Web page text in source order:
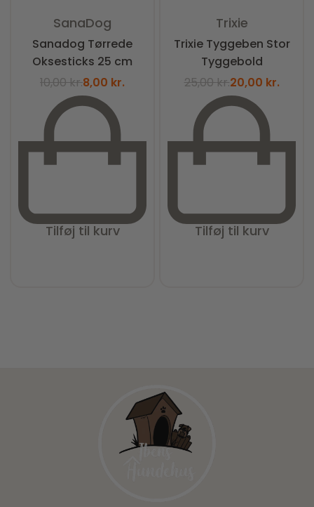
SanaDog
Sanadog Tørrede
Oksesticks 25 cm
10,00kr.8,00 kr.
Tilføj til kurv
Trixie
Trixie Tyggeben Stor
Tyggebold
25,00kr.20,00 kr.
Tilføj til kurv